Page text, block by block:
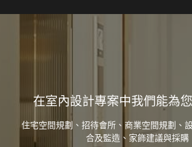
在室內設計專案中我們能為
住宅空間規劃、 招待會所、 商業空間規劃、
合及監造、家飾建議與採購